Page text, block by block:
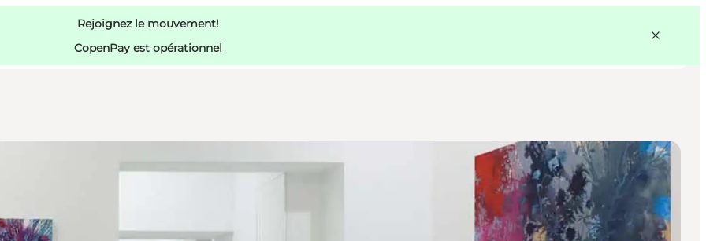
Rejoignez le mouvement!
CopenPay est opérationnel